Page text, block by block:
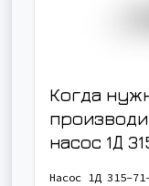
Когда
насос 1Д
Насос 1Д 315-